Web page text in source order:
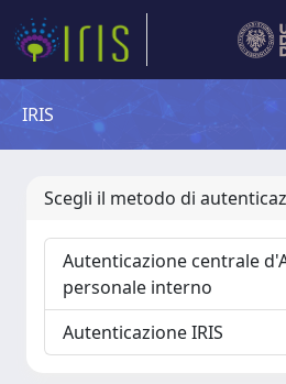
IRIS
Scegli il metodo di
Autenticazione centrale
personale interno
Autenticazione IRIS